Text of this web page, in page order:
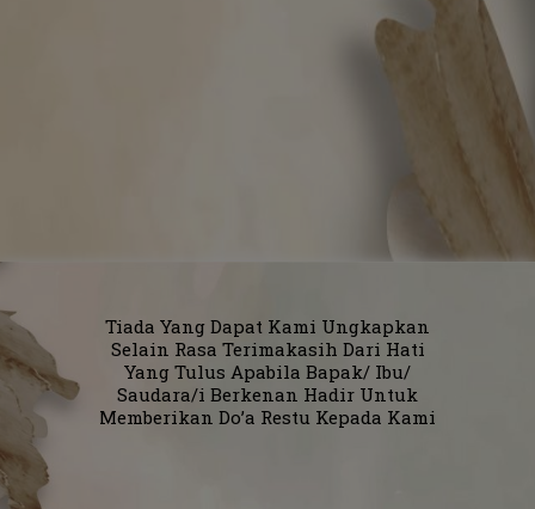
Tiada Yang Dapat Kami Ungkapkan
Selain Rasa Terimakasih Dari Hati
Yang Tulus Apabila Bapak/ Ibu/
Saudara/i Berkenan Hadir Untuk
Memberikan Do’a Restu Kepada Kami